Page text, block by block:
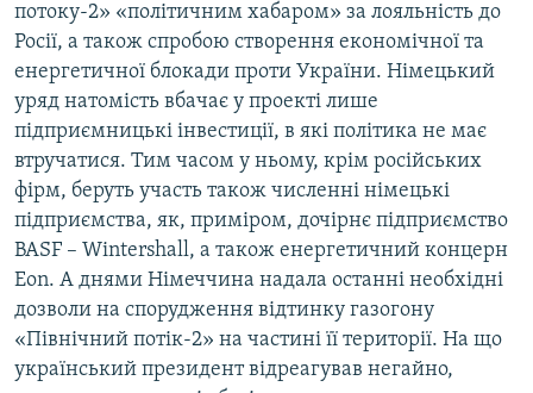
потоку-2» «політичним хабаром» за лояльність до
Росії, а також спробою створення економічної та
енергетичної блокади проти України. Німецький
уряд натомість вбачає у проекті лише
підприємницькі інвестиції, в які політика не має
втручатися. Тим часом у ньому, крім російських
фірм, беруть участь також численні німецькі
підприємства, як, приміром, дочірнє підприємство
BASF – Wintershall, а також енергетичний концерн
Eon. А днями Німеччина надала останні необхідні
дозволи на спорудження відтинку газогону
«Північний потік-2» на частині її території. На що
український президент відреагував негайно,